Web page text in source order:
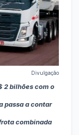
Divulgação
2 bilhões com o
passa a contar
combinada